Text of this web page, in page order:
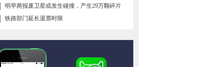
明早两报废卫星或发生碰撞，产生29万颗碎片
铁路部门延长退票时限